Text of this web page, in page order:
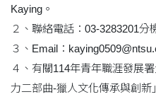
Kaying。
２、聯絡電話：03-3283201分
３、Email：
４、有關114年青年職涯發展
力二部曲-獵人文化傳承與創新